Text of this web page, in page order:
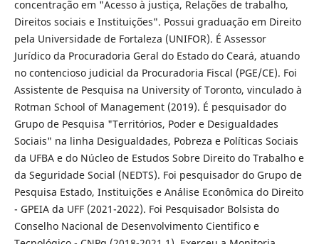
concentração em "Acesso à justiça, Relações de trabalho,
Direitos sociais e Instituições". Possui graduação em Direito
pela Universidade de Fortaleza (UNIFOR). É Assessor
Jurídico da Procuradoria Geral do Estado do Ceará, atuando
no contencioso judicial da Procuradoria Fiscal (PGE/CE). Foi
Assistente de Pesquisa na University of Toronto, vinculado à
Rotman School of Management (2019). É pesquisador do
Grupo de Pesquisa "Territórios, Poder e Desigualdades
Sociais" na linha Desigualdades, Pobreza e Políticas Sociais
da UFBA e do Núcleo de Estudos Sobre Direito do Trabalho e
da Seguridade Social (NEDTS). Foi pesquisador do Grupo de
Pesquisa Estado, Instituições e Análise Econômica do Direito
- GPEIA da UFF (2021-2022). Foi Pesquisador Bolsista do
Conselho Nacional de Desenvolvimento Cientifico e